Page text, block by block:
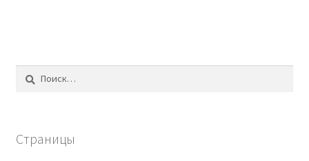
Страницы